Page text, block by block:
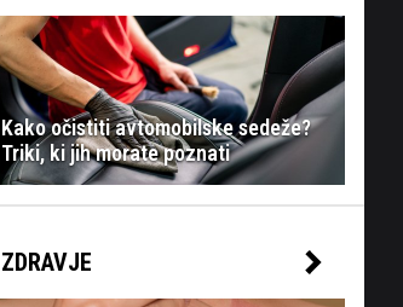
Kako očistiti avtomobilske sedeže?
Triki, ki jih morate poznati
ZDRAVJE